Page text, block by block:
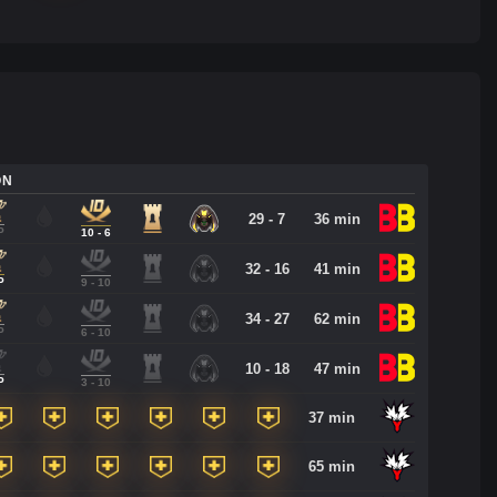
10 - 6
29 - 7 36 min
9 - 10
32 - 16 41 min
6 - 10
34 - 27 62 min
3 - 10
10 - 18 47 min
37 min
65 min